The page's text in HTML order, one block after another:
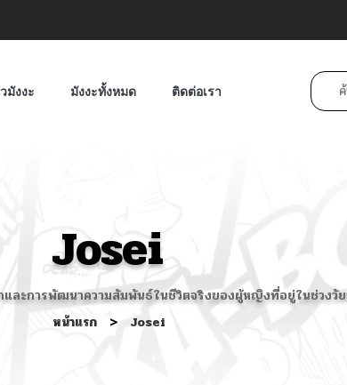
มังงะ มังงะทั้งหมด ติดต่อเรา
Josei
กและการพัฒนาความสัมพันธ์ในชีวิตจริงของผู้หญิงที่อยู่ในช่วง
หน้าแรก > Josei